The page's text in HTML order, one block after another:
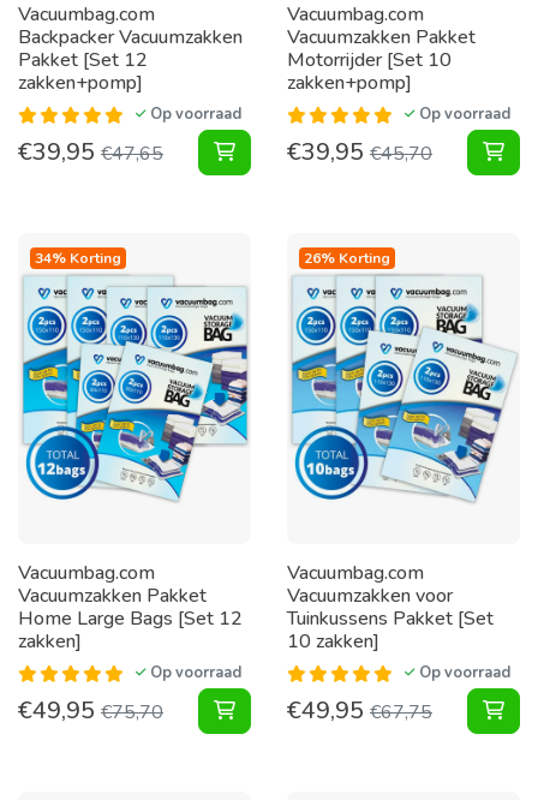
Vacuumbag.com
Backpacker Vacuumzakken
Pakket [Set 12
zakken+pomp]
Op voorraad
€39,95 €47,65 Backpacker Vacuumzakken
Vacuumbag.com
Vacuumzakken Pakket
Motorrijder [Set 10
zakken+pomp]
Op voorraad
€39,95 €45,70
34% Korting
Vacuumbag.com
Vacuumzakken Pakket
Home Large Bags [Set 12
zakken]
Op voorraad
€49,95 €75,70 Vacuumzakken Pakket Home
26% Korting
Vacuumbag.com
Vacuumzakken voor
Tuinkussens Pakket [Set
10 zakken]
Op voorraad
€49,95 €67,75